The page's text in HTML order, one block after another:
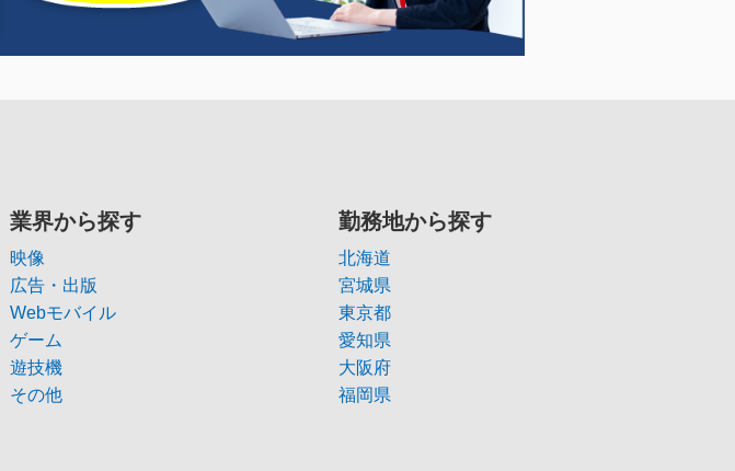
業界から探す
映像
広告・出版
Webモバイル
ゲーム
遊技機
その他
勤務地から探す
北海道
宮城県
東京都
愛知県
大阪府
福岡県